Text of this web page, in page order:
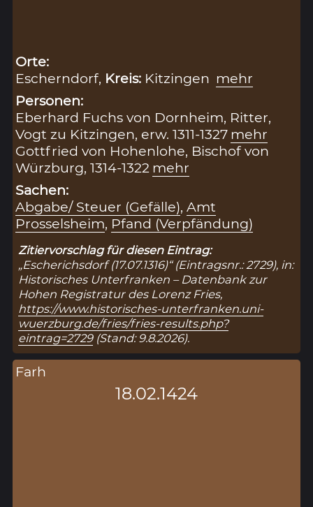
Orte:
Escherndorf, Kreis: Kitzingen mehr
Personen:
Eberhard Fuchs von Dornheim, Ritter,
Vogt zu Kitzingen, erw. 1311-1327 mehr
Gottfried von Hohenlohe, Bischof von
Würzburg, 1314-1322 mehr
Sachen:
Abgabe/ Steuer (Gefälle),Amt
Prosselsheim, Pfand (Verpfändung)
Zitiervorschlag für diesen Eintrag:
„Escherichsdorf (17.07.1316)“ (Eintragsnr.: 2729), in:
Historisches Unterfranken – Datenbank zur
Hohen Registratur des Lorenz Fries,
https://www.historisches-unterfranken.uni-
wuerzburg.de/fries/fries-results.php?
eintrag=2729(Stand: 9.8.2026).
Farh
18.02.1424